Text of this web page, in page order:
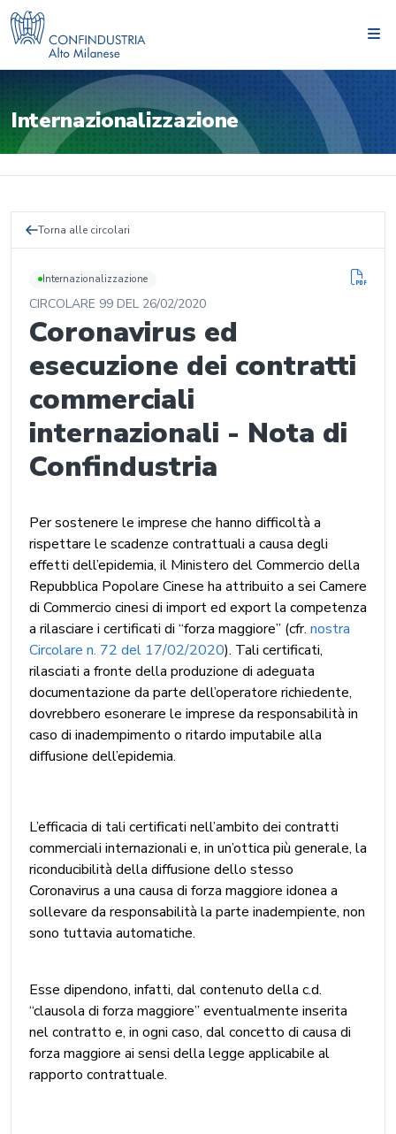
Internazionalizzazione
Torna alle circolari
Internazionalizzazione
CIRCOLARE 99 DEL 26/02/2020
Coronavirus ed
esecuzione dei contratti
commerciali
internazionali - Nota di
Confindustria
Per sostenere le imprese che hanno difficoltà a
rispettare le scadenze contrattuali a causa degli
effetti dell’epidemia, il Ministero del Commercio della
Repubblica Popolare Cinese ha attribuito a sei Camere
di Commercio cinesi di import ed export la competenza
a rilasciare i certificati di “forza maggiore” (cfr. nostra
Circolare n. 72 del 17/02/2020). Tali certificati,
rilasciati a fronte della produzione di adeguata
documentazione da parte dell’operatore richiedente,
dovrebbero esonerare le imprese da responsabilità in
caso di inadempimento o ritardo imputabile alla
diffusione dell’epidemia.
L’efficacia di tali certificati nell’ambito dei contratti
commerciali internazionali e, in un’ottica più generale, la
riconducibilità della diffusione dello stesso
Coronavirus a una causa di forza maggiore idonea a
sollevare da responsabilità la parte inadempiente, non
sono tuttavia automatiche.
Esse dipendono, infatti, dal contenuto della c.d.
“clausola di forza maggiore” eventualmente inserita
nel contratto e, in ogni caso, dal concetto di causa di
forza maggiore ai sensi della legge applicabile al
rapporto contrattuale.